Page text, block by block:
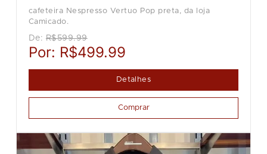
cafeteira Nespresso Vertuo Pop preta, da loja
Camicado.
De: R$599.99
Por: R$499.99
Detalhes
Comprar